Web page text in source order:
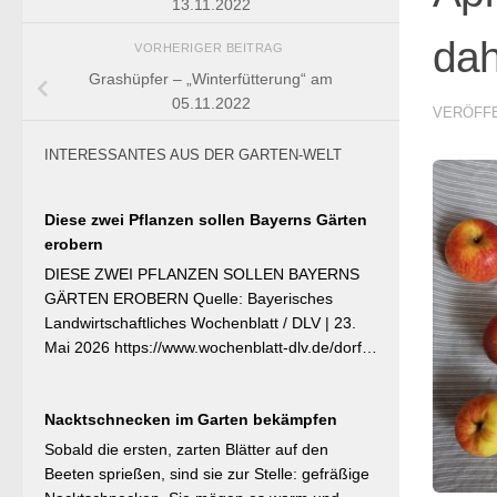
13.11.2022
VORHERIGER BEITRAG
Grashüpfer – „Winterfütterung“ am
05.11.2022
INTERESSANTES AUS DER GARTEN-WELT
Diese zwei Pflanzen sollen Bayerns Gärten
erobern
DIESE ZWEI PFLANZEN SOLLEN BAYERNS
GÄRTEN EROBERN Quelle: Bayerisches
Landwirtschaftliches Wochenblatt / DLV | 23.
Mai 2026 https://www.wochenblatt-dlv.de/dorf-
Bayerische Pflanze des Jahres 2026 wurde die
Calibrachoa ‚Feenstaub‘ gekürt — eine
Hängeglöckchen-Sorte mit pink-rosa
Nacktschnecken im Garten bekämpfen
Sobald die ersten, zarten Blätter auf den
Beeten sprießen, sind sie zur Stelle: gefräßige